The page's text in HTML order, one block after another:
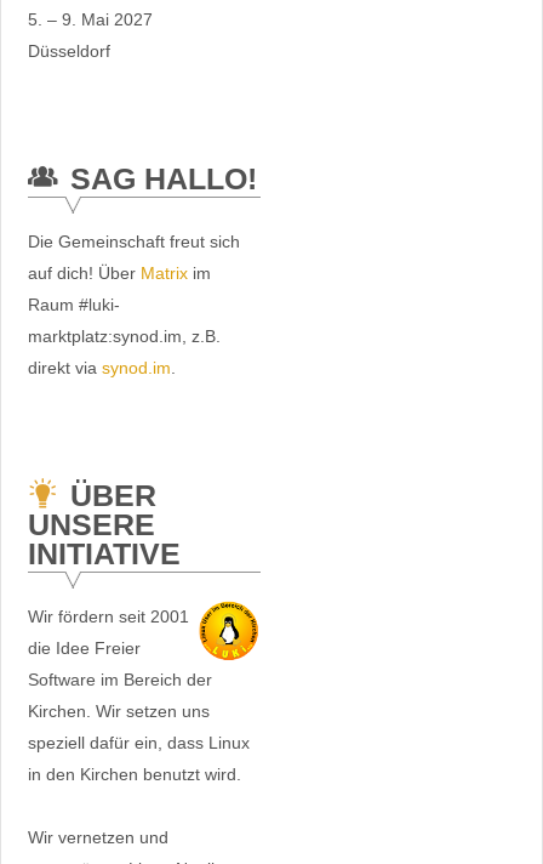
5. – 9. Mai 2027
Düsseldorf
SAG HALLO!
Die Gemeinschaft freut sich
auf dich! Über Matrixim
Raum #luki-
marktplatz:synod.im, z.B.
direkt via synod.im
ÜBER
UNSERE
INITIATIVE
Wir fördern seit 2001
die Idee Freier
Software im Bereich der
Kirchen. Wir setzen uns
speziell dafür ein, dass Linux
in den Kirchen benutzt wird.
Wir vernetzen und